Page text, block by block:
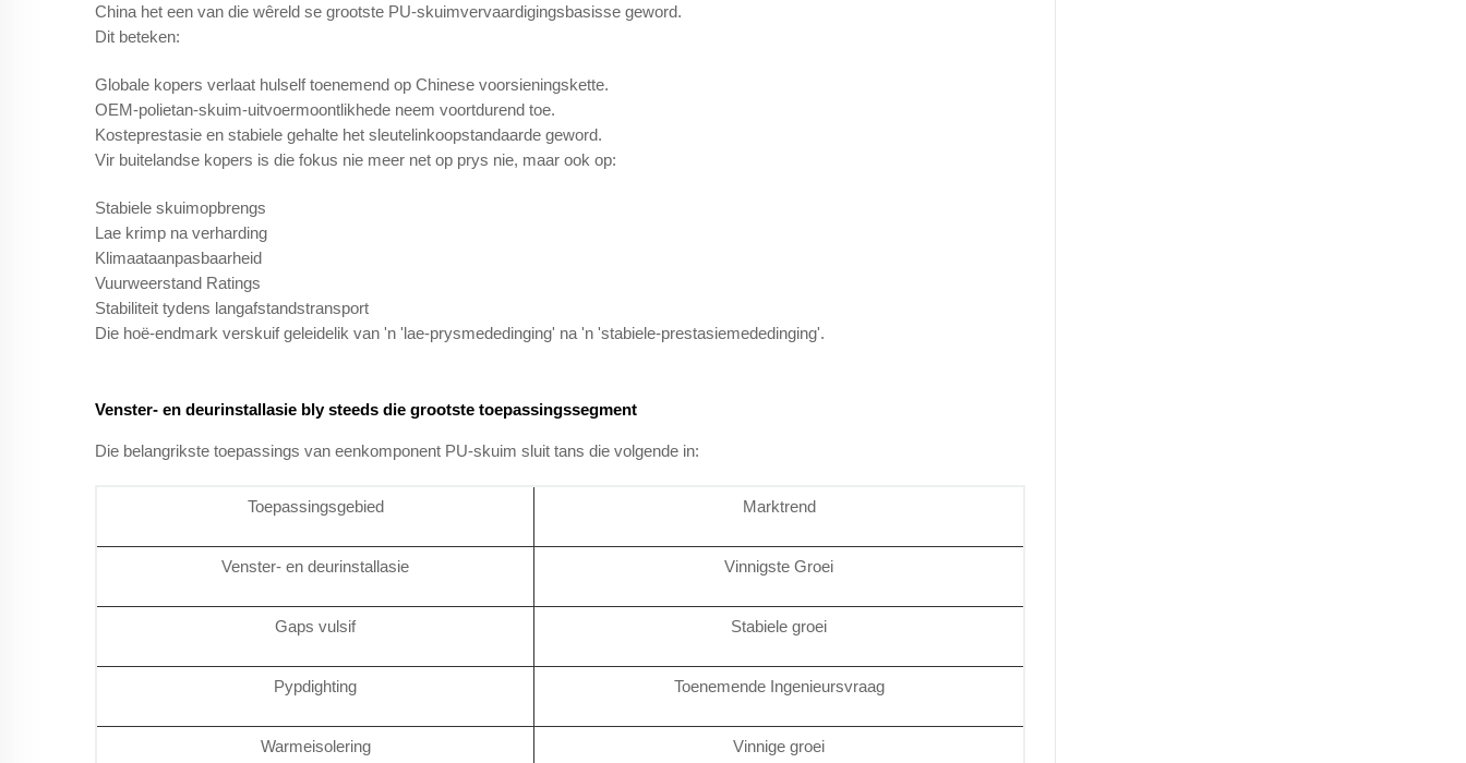
China het een van die wêreld se grootste PU-skuimvervaardigingsbasisse geword.
Dit beteken:
Globale kopers verlaat hulself toenemend op Chinese voorsieningskette.
OEM-polietan-skuim-uitvoermoontlikhede neem voortdurend toe.
Kosteprestasie en stabiele gehalte het sleutelinkoopstandaarde geword.
Vir buitelandse kopers is die fokus nie meer net op prys nie, maar ook op:
Stabiele skuimopbrengs
Lae krimp na verharding
Klimaataanpasbaarheid
Vuurweerstand Ratings
Stabiliteit tydens langafstandstransport
Die hoë-endmark verskuif geleidelik van 'n 'lae-prysmededinging' na 'n 'stabiele-prestasiemededinging'.
Venster- en deurinstallasie bly steeds die grootste toepassingssegment
Die belangrikste toepassings van eenkomponent PU-skuim sluit tans die volgende in:
Toepassingsgebied Marktrend
Venster- en deurinstallasie Vinnigste Groei
Gaps vulsif Stabiele groei
Pypdighting Toenemende Ingenieursvraag
Warmeisolering Vinnige groei